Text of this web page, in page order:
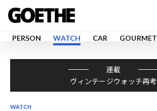
PERSON WATCH CAR GOURMET
連載
ヴィンテージウォッチ再考
WATCH